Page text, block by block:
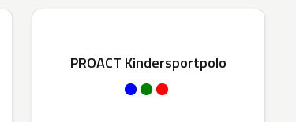
PROACT Kindersportpolo